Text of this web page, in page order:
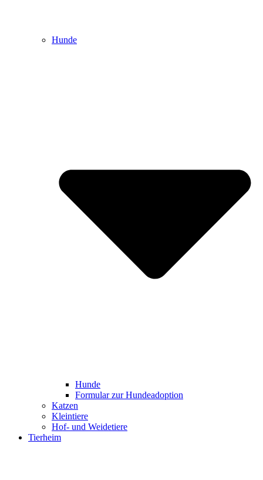
Hunde
Hunde
Formular zur Hundeadoption
Katzen
Kleintiere
Hof- und Weidetiere
Tierheim